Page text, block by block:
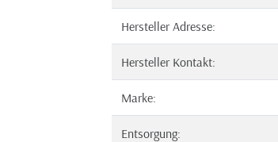
Hersteller Adresse:
Hersteller Kontakt:
Marke:
Entsorgung: